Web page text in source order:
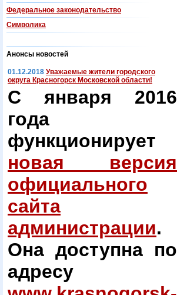
Федеральнoe законодательство
Символика
Анонсы новостей
01.12.2018 Уважаемые жители городского
округа Красногорск Московской области!
С января 2016
года
функционирует
новая версия
официального
сайта
администрации.
Она доступна по
адресу